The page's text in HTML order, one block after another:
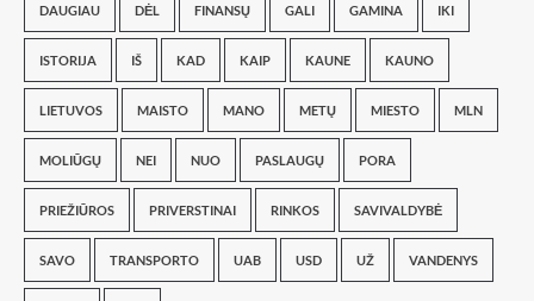
DAUGIAU DĖL FINANSŲ GALI GAMINA IKI
ISTORIJA IŠ KAD KAIP KAUNE KAUNO
LIETUVOS MAISTO MANO METŲ MIESTO MLN
MOLIŪGŲ NEI NUO PASLAUGŲ PORA
PRIEŽIŪROS PRIVERSTINAI RINKOS SAVIVALDYBĖ
SAVO TRANSPORTO UAB USD UŽ VANDENYS